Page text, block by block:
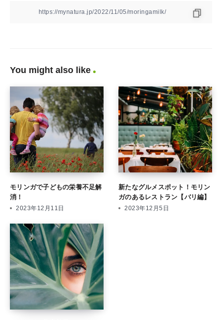
You might also like
モリンガで子どもの栄養不足解
消！
2023年12月11日
新たなグルメスポット！モリン
ガのあるレストラン【バリ編】
2023年12月5日